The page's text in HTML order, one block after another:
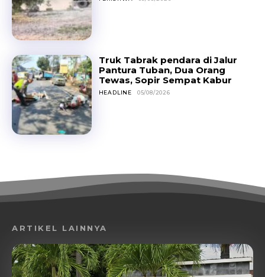
Truk Tabrak pendara di Jalur
Pantura Tuban, Dua Orang
Tewas, Sopir Sempat Kabur
HEADLINE 05/08/2026
ARTIKEL LAINNYA